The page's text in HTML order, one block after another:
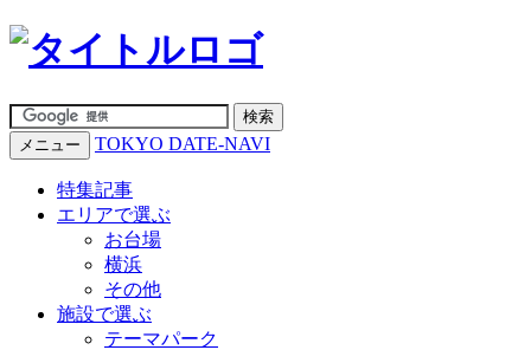
メニュー TOKYO DATE-NAVI
特集記事
エリアで選ぶ
お台場
横浜
その他
施設で選ぶ
テーマパーク